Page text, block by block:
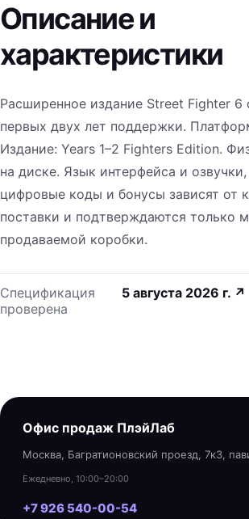
Описание и
характеристики
Расширенное издание Street Fighter 6
первых двух лет поддержки.
Издание: Years 1–2 Fighters Edition.
на диске. Язык интерфейса и
цифровые коды и бонусы зависят от
поставки и подтверждаются только
продаваемой коробки.
Спецификация
проверена
5 августа 2026 г. ↗
Офис продаж ПлэйЛаб
Москва, Багратионовский проезд, 7к3,
Ежедневно, 10:00–20:00
+7 926 540-00-54